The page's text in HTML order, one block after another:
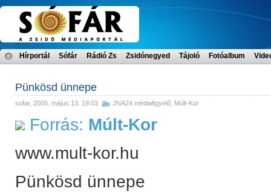
Hírportál Sófár Rádió Zs Zsidónegyed Tájoló Fotóalbum
Pünkösd ünnepe
sofar, 2005. május 13. 19:03 JNA24 médiafigyelő Múlt-Kor
Forrás: Múlt-Kor
www.mult-kor.hu
Pünkösd ünnepe